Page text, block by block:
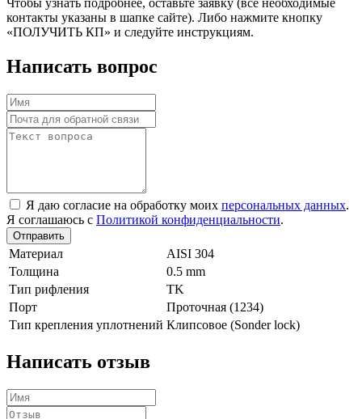
Чтобы узнать подробнее, оставьте заявку (все необходимые
контакты указаны в шапке сайте). Либо нажмите кнопку
«ПОЛУЧИТЬ КП» и следуйте инструкциям.
Написать вопрос
Я даю согласие на обработку моих персональных данных.
Я соглашаюсь с Политикой конфиденциальности.
Отправить
Материал
AISI 304
Толщина
0.5 mm
Тип рифления
TK
Порт
Проточная (1234)
Тип крепления уплотнений Клипсовое (Sonder lock)
Написать отзыв